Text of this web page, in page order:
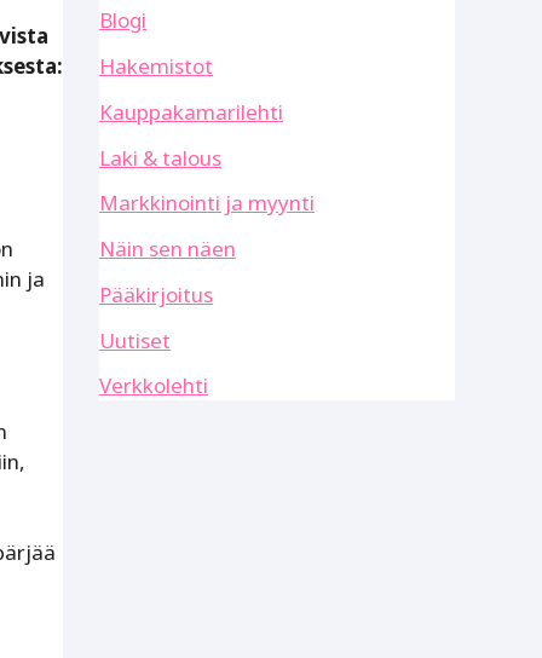
ja
Blogi
Hakemistot
Kauppakamarilehti
Laki & talous
Markkinointi ja myynti
Näin sen näen
Pääkirjoitus
Uutiset
Verkkolehti